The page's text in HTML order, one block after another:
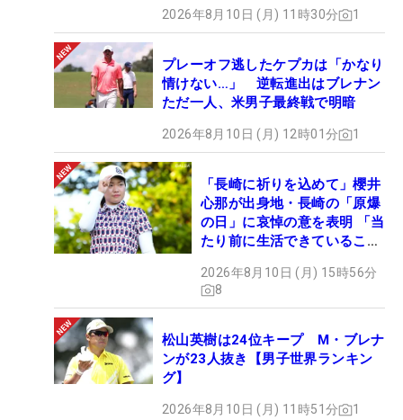
2026年8月10日 (月) 11時30分 1
プレーオフ逃したケプカは「かなり
情けない…」 逆転進出はブレナン
ただ一人、米男子最終戦で明暗
2026年8月10日 (月) 12時01分 1
「長崎に祈りを込めて」櫻井
心那が出身地・長崎の「原爆
の日」に哀悼の意を表明 「当
たり前に生活できていること
2026年8月10日 (月) 15時56分
8
松山英樹は24位キープ M・ブレナ
ンが23人抜き【男子世界ランキン
グ】
2026年8月10日 (月) 11時51分 1